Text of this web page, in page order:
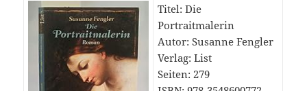
Titel: Die
Portraitmalerin
Autor: Susanne Fengler
Verlag: List
Seiten: 279